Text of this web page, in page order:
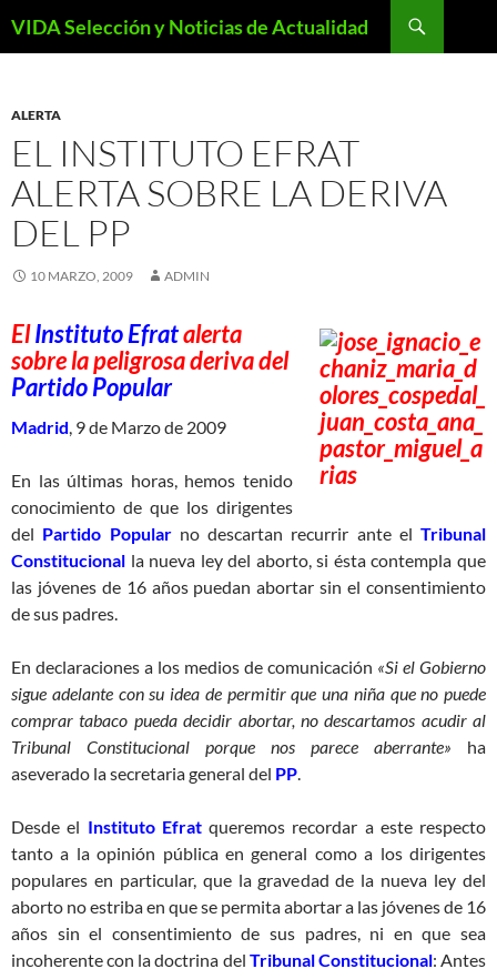
VIDA Selección y Noticias de Actualidad
ALERTA
EL INSTITUTO EFRAT
ALERTA SOBRE LA DERIVA
DEL PP
10 MARZO, 2009 ADMIN
ElInstituto Efratalerta
sobre la peligrosa deriva del
Partido Popular
Madrid, 9 de Marzo de 2009
En las últimas horas, hemos tenido
conocimiento de que los dirigentes
del Partido Popularno descartan recurrir ante el Tribunal
Constitucional la nueva ley del aborto, si ésta contempla que
las jóvenes de 16 años puedan abortar sin el consentimiento
de sus padres.
En declaraciones a los medios de comunicación «Si el Gobierno
sigue adelante con su idea de permitir que una niña que no puede
comprar tabaco pueda decidir abortar, no descartamos acudir al
Tribunal Constitucional porque nos parece aberrante» ha
aseverado la secretaria general del PP.
Desde el Instituto Efratqueremos recordar a este respecto
tanto a la opinión pública en general como a los dirigentes
populares en particular, que la gravedad de la nueva ley del
aborto no estriba en que se permita abortar a las jóvenes de 16
años sin el consentimiento de sus padres, ni en que sea
incoherente con la doctrina del Tribunal Constitucional: Antes